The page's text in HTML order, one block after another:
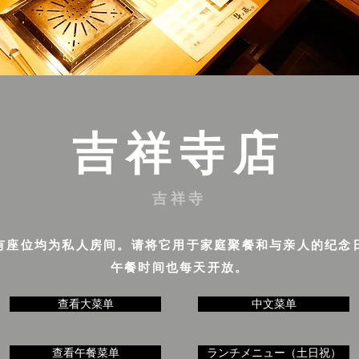
吉祥寺店
吉祥寺
座位均为私人房间。请将它用于家庭聚餐和与亲人的纪念
午餐时间也每天开放。
查看大菜单
查看午餐菜单
中文菜单
ランチメニュー（土日祝）